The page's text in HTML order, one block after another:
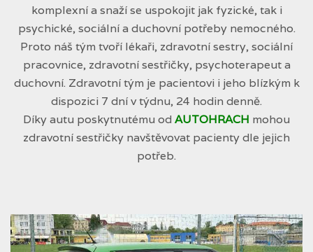
komplexní a snaží se uspokojit jak fyzické, tak i
psychické, sociální a duchovní potřeby nemocného.
Proto náš tým tvoří lékaři, zdravotní sestry, sociální
pracovnice, zdravotní sestřičky, psychoterapeut a
duchovní. Zdravotní tým je pacientovi i jeho blízkým k
dispozici 7 dní v týdnu, 24 hodin denně.
Díky autu poskytnutému od AUTOHRACH mohou
zdravotní sestřičky navštěvovat pacienty dle jejich
potřeb.